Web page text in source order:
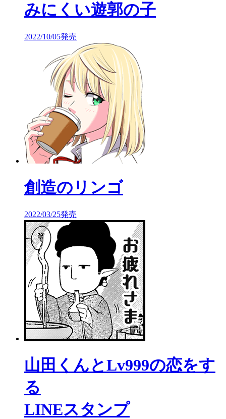
みにくい遊郭の子
2022/10/05発売
創造のリンゴ
2022/03/25発売
山田くんとLv999の恋をす
る
LINEスタンプ